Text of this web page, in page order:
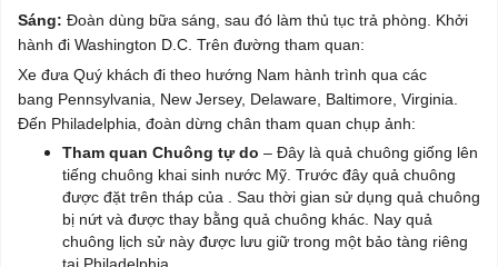
Sáng: Đoàn dùng bữa sáng, sau đó làm thủ tục trả phòng. Khởi
hành đi Washington D.C. Trên đường tham quan:
Xe đưa Quý khách đi theo hướng Nam hành trình qua các
bang Pennsylvania, New Jersey, Delaware, Baltimore, Virginia.
Đến Philadelphia, đoàn dừng chân tham quan chụp ảnh:
Tham quan Chuông tự do – Đây là quả chuông giống lên
tiếng chuông khai sinh nước Mỹ. Trước đây quả chuông
được đặt trên tháp của . Sau thời gian sử dụng quả chuông
bị nứt và được thay bằng quả chuông khác. Nay quả
chuông lịch sử này được lưu giữ trong một bảo tàng riêng
tại Philadelphia.